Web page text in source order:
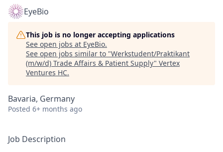
EyeBio
This job is no longer accepting applications
See open jobs at EyeBio.
See open jobs similar to "Werkstudent/Praktikant
(m/w/d) Trade Affairs & Patient Supply" Vertex
Ventures HC.
Bavaria, Germany
Posted 6+ months ago
Job Description